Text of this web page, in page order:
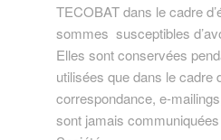
TECOBAT dans le cadre
sommes susceptibles
Elles sont conservées
utilisées que dans le cadre
correspondance, e-
sont jamais